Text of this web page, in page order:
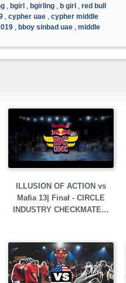
, bgirl , bgirling , b girl , red bull
, cypher uae , cypher middle
, bboy sinbad uae , middle
ILLUSION OF ACTION vs
Mafia 13| Finał - CIRCLE
INDUSTRY CHECKMATE…